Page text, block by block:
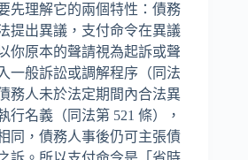
先理解它的兩個特性：債務
提出異議，支付命令在異議
你原本的聲請視為起訴或聲
一般訴訟或調解程序（同法
務人未於法定期間內合法異
行名義（同法第 521 條），
同，債務人事後仍可主張債